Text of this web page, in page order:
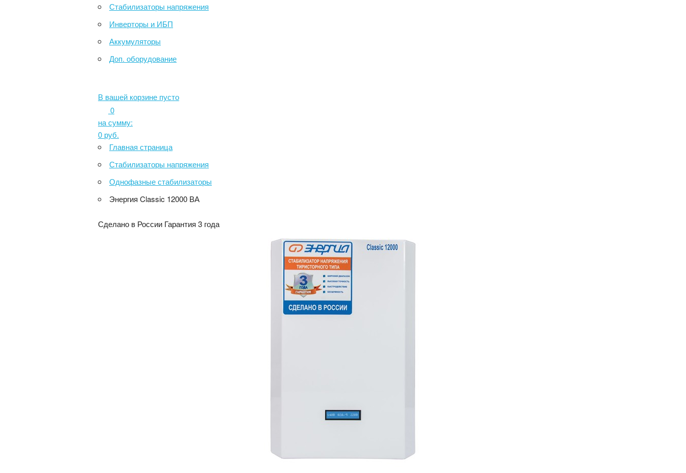
Стабилизаторы напряжения
Инверторы и ИБП
Аккумуляторы
Доп. оборудование
В вашей корзине пусто
0
на сумму:
0 руб.
Главная страница
Стабилизаторы напряжения
Однофазные стабилизаторы
Энергия Classic 12000 ВА
Сделано в России Гарантия 3 года